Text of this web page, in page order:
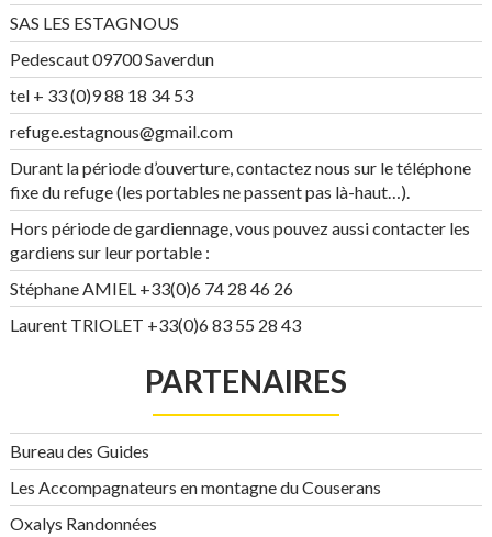
SAS LES ESTAGNOUS
Pedescaut 09700 Saverdun
tel + 33 (0)9 88 18 34 53
refuge.estagnous@gmail.com
Durant la période d’ouverture, contactez nous sur le téléphone
fixe du refuge (les portables ne passent pas là-haut…).
Hors période de gardiennage, vous pouvez aussi contacter les
gardiens sur leur portable :
Stéphane AMIEL +33(0)6 74 28 46 26
Laurent TRIOLET +33(0)6 83 55 28 43
PARTENAIRES
Bureau des Guides
Les Accompagnateurs en montagne du Couserans
Oxalys Randonnées